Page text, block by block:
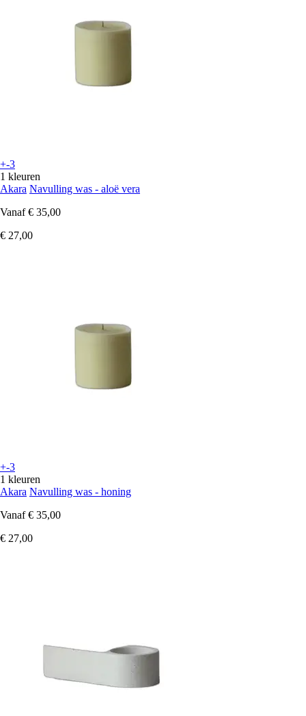
+-3
1 kleuren
Akara Navulling was - aloë vera
Vanaf € 35,00
€ 27,00
+-3
1 kleuren
Akara Navulling was - honing
Vanaf € 35,00
€ 27,00